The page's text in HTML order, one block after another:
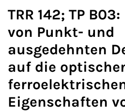
TRR 142; TP
von Punkt- und
ausgedehnten
auf die
Eigenschaften